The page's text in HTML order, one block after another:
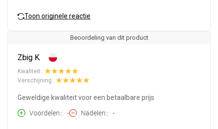
Toon originele reactie
Beoordeling van dit product
Zbig K.
Kwaliteit:
Verschijning:
Geweldige kwaliteit voor een betaalbare prijs
Voordelen:
- Nadelen: -